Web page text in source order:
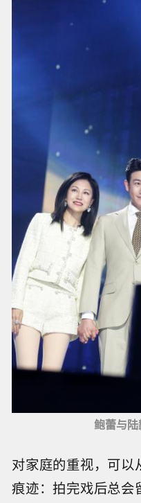
鲍蕾与
对家庭的重视，可以
痕迹：拍完戏后总会